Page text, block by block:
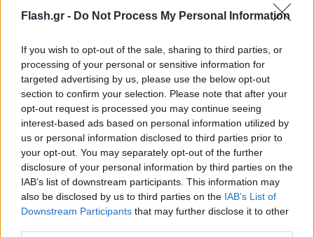
Flash.gr - Do Not Process My Personal Information
If you wish to opt-out of the sale, sharing to third parties, or
processing of your personal or sensitive information for
targeted advertising by us, please use the below opt-out
section to confirm your selection. Please note that after your
opt-out request is processed you may continue seeing
interest-based ads based on personal information utilized by
us or personal information disclosed to third parties prior to
your opt-out. You may separately opt-out of the further
disclosure of your personal information by third parties on the
IAB’s list of downstream participants. This information may
also be disclosed by us to third parties on the IAB’s List of
Downstream Participants that may further disclose it to other
Ο αναλυτής της Forrester, Τόμας Χισόν, σημείωσε
ότι το 2025 μπορεί να αποτελέσει «σημείο καμπής»
ως προς το πόσο συχνά η τεχνολογία εισέρχεται
στη ζωή των ανθρώπων. «Οι περισσότεροι τη
χρησιμοποιούν χωρίς καν να το αντιληφθούν»,
δήλωσε, τονίζοντας ότι πλέον ενσωματώνεται σε
συσκευές, λογισμικό και υπηρεσίες με ρυθμούς
ταχύτερους από την εξάπλωση του διαδικτύου ή